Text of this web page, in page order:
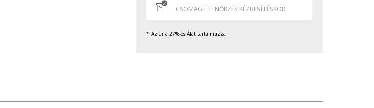
CSOMAGELLENŐRZÉS KÉZBESÍTÉSKOR
Az ár a 27%-os Áfát tartalmazza